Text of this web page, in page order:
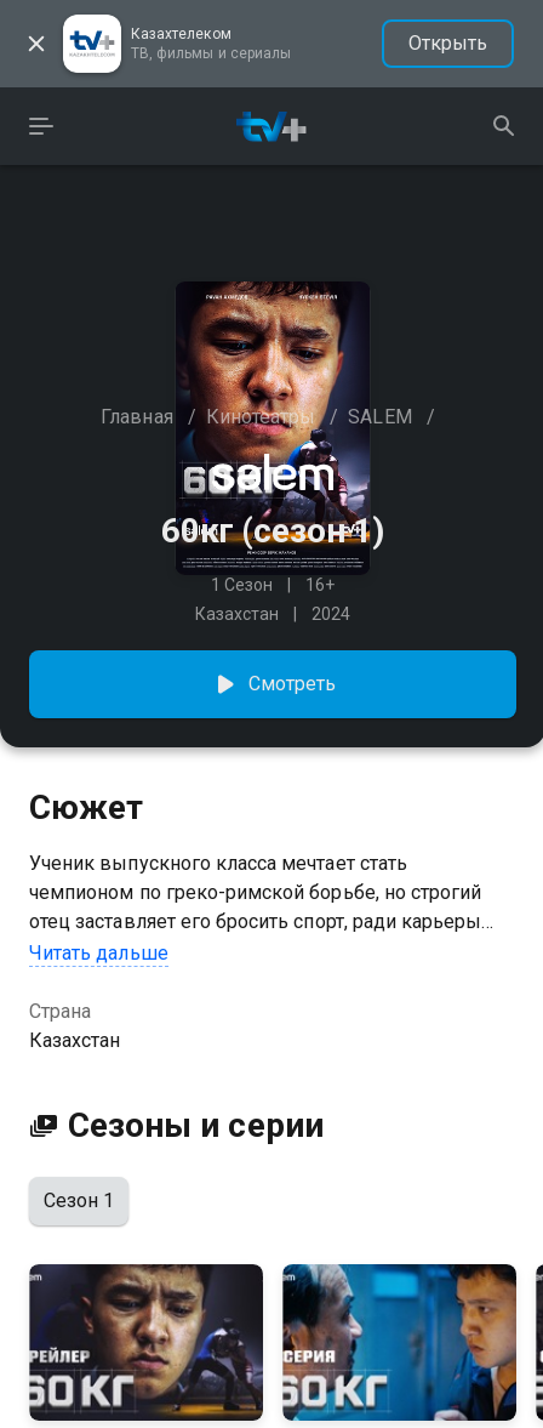
Казахтелеком
ТВ, фильмы и сериалы
Открыть
Главная / Кинотеатры / SALEM /
60кг (сезон 1)
1 Сезон
16+
Казахстан
2024
Смотреть
Сюжет
Ученик выпускного класса мечтает стать
чемпионом по греко-римской борьбе, но строгий
отец заставляет его бросить спорт, ради карьеры
врача. Перед главным героем стоит выбор:
Посмотреть онлайн 1 сезон сериала 60кг вы можете
Читать дальше
Страна
Казахстан
Сезоны и серии
Сезон 1